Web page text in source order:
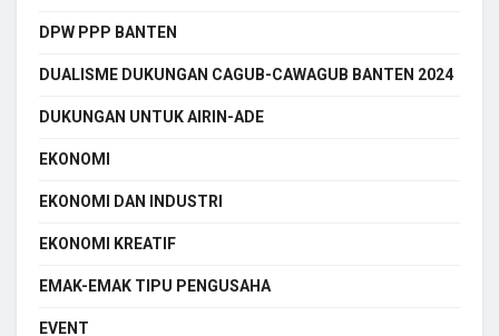
DPW PPP BANTEN
DUALISME DUKUNGAN CAGUB-CAWAGUB BANTEN 2024
DUKUNGAN UNTUK AIRIN-ADE
EKONOMI
EKONOMI DAN INDUSTRI
EKONOMI KREATIF
EMAK-EMAK TIPU PENGUSAHA
EVENT